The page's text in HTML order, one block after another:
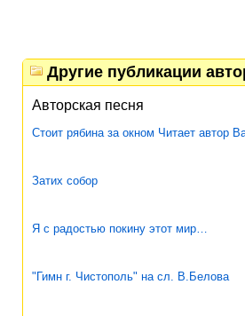
Другие публикации
Авторская песня
Стоит рябина за окном Читает автор
Затих собор
Я с радостью покину этот мир…
"Гимн г. Чистополь" на сл. В.Белова